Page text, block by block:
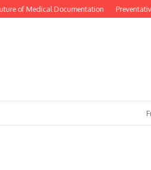
of Medical Documentation